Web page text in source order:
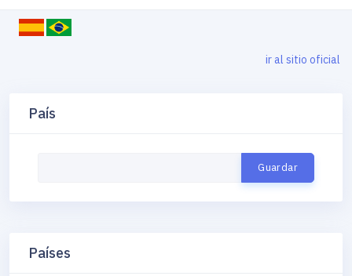
ir al sitio oficial
País
Países